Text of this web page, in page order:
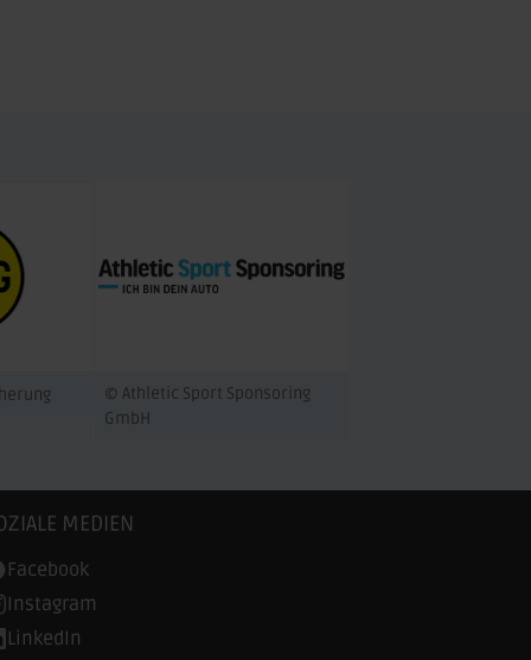
© Athletic Sport Sponsoring
GmbH
MEDIEN
Facebook
Instagram
LinkedIn